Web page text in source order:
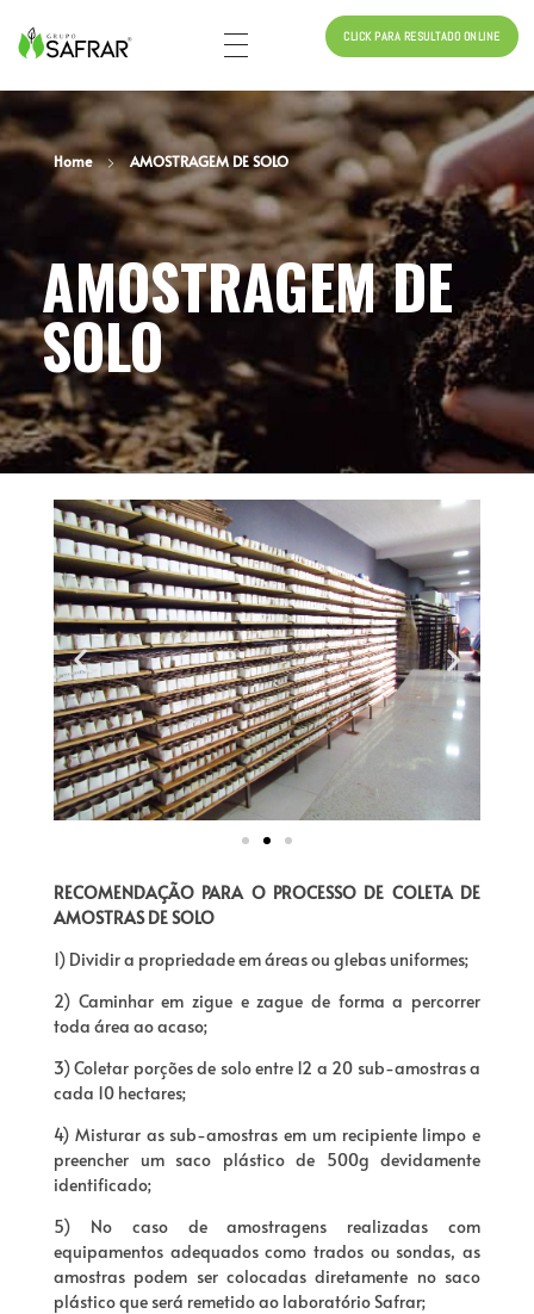
CLICK PARA RESULTADO ONLINE
Home AMOSTRAGEM DE SOLO
AMOSTRAGEM DE
SOLO
RECOMENDAÇÃO PARA O PROCESSO DE COLETA DE
AMOSTRAS DE SOLO
1) Dividir a propriedade em áreas ou glebas uniformes;
2) Caminhar em zigue e zague de forma a percorrer
toda área ao acaso;
3) Coletar porções de solo entre 12 a 20 sub-amostras a
cada 10 hectares;
4) Misturar as sub-amostras em um recipiente limpo e
preencher um saco plástico de 500g devidamente
identificado;
5) No caso de amostragens realizadas com
equipamentos adequados como trados ou sondas, as
amostras podem ser colocadas diretamente no saco
plástico que será remetido ao laboratório Safrar;